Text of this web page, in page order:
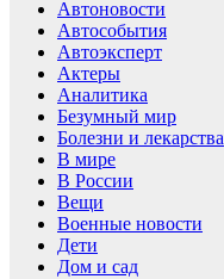
Автоновости
Автособытия
Автоэксперт
Актеры
Аналитика
Безумный мир
Болезни и лекарства
В мире
В России
Вещи
Военные новости
Дети
Дом и сад